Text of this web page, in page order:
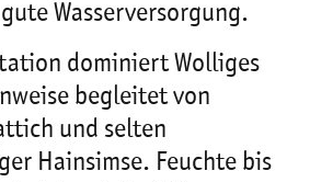
Wasserversorgung.
dominiert Wolliges
begleitet von
und selten
Hainsimse. Feuchte bis